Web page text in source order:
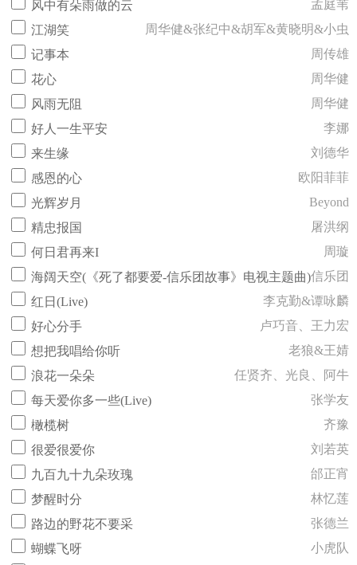
风中有朵雨做的云
孟庭苇
江湖笑
周华健&张纪中&胡军&黄晓明&小虫
记事本
周传雄
花心
周华健
风雨无阻
周华健
好人一生平安
李娜
来生缘
刘德华
感恩的心
欧阳菲菲
光辉岁月
Beyond
精忠报国
屠洪纲
何日君再来I
周璇
海阔天空(《死了都要爱-信乐团故事》电视主题曲)信乐团
红日(Live)
李克勤&谭咏麟
好心分手
卢巧音、王力宏
想把我唱给你听
老狼&王婧
浪花一朵朵
任贤齐、光良、阿牛
每天爱你多一些(Live)
张学友
橄榄树
齐豫
很爱很爱你
刘若英
九百九十九朵玫瑰
邰正宵
梦醒时分
林忆莲
路边的野花不要采
张德兰
蝴蝶飞呀
小虎队